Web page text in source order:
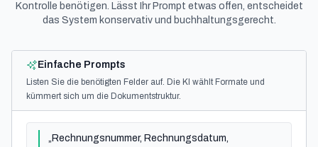
Kontrolle benötigen. Lässt Ihr Prompt etwas offen, entscheidet
das System konservativ und buchhaltungsgerecht.
Einfache Prompts
Listen Sie die benötigten Felder auf. Die KI wählt Formate und
kümmert sich um die Dokumentstruktur.
„Rechnungsnummer, Rechnungsdatum,